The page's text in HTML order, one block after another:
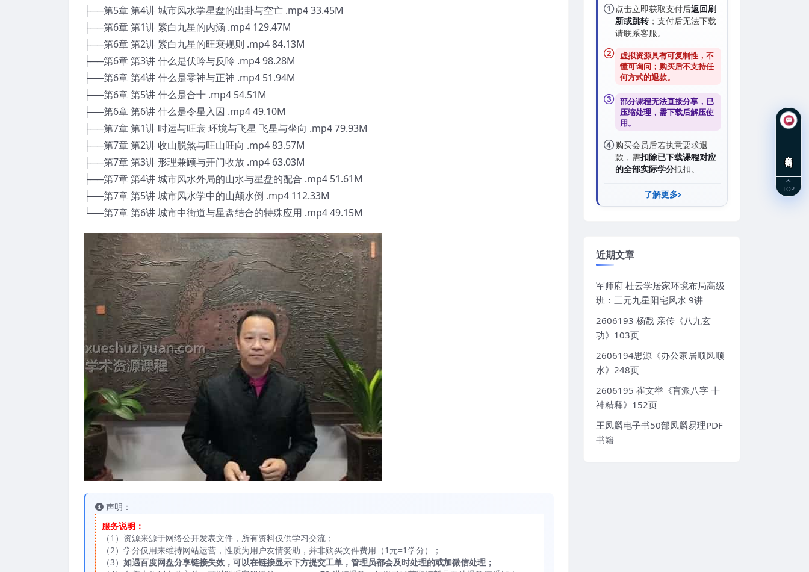
├──第5章 第4讲 城市风水学星盘的出卦与空亡 .mp4 33.45M
├──第6章 第1讲 紫白九星的内涵 .mp4 129.47M
├──第6章 第2讲 紫白九星的旺衰规则 .mp4 84.13M
├──第6章 第3讲 什么是伏吟与反呤 .mp4 98.28M
├──第6章 第4讲 什么是零神与正神 .mp4 51.94M
├──第6章 第5讲 什么是合十 .mp4 54.51M
├──第6章 第6讲 什么是令星入囚 .mp4 49.10M
├──第7章 第1讲 时运与旺衰 环境与飞星 飞星与坐向 .mp4 79.93M
├──第7章 第2讲 收山脱煞与旺山旺向 .mp4 83.57M
├──第7章 第3讲 形理兼顾与开门收放 .mp4 63.03M
├──第7章 第4讲 城市风水外局的山水与星盘的配合 .mp4 51.61M
├──第7章 第5讲 城市风水学中的山颠水倒 .mp4 112.33M
└──第7章 第6讲 城市中街道与星盘结合的特殊应用 .mp4 49.15M
声明：
服务说明：
（1）资源来源于网络公开发表文件，所有资料仅供学习交流；
（2）学分仅用来维持网站运营，性质为用户友情赞助，并非购买文件费用（1元=1学分）；
（3） 如遇百度网盘分享链接失效，可以在链接显示下方提交工单，管理员都会及时处理的或加微信处理；
①点击立即获取支付后返回刷
新或跳转；支付后无法下载
请联系客服。
②
虚拟资源具有可复制性，不
懂可询问；购买后不支持任
何方式的退款。
③ 部分课程无法直接分享，已
压缩处理，需下载后解压使
用。
④购买会员后若执意要求退
款，需扣除已下载课程对应
的全部实际学分抵扣。
了解更多
近期文章
军师府 杜云学居家环境布局高级
班：三元九星阳宅风水 9讲
2606193 杨戬 亲传《八九玄
功》103页
2606194思源《办公家居顺风顺
水》248页
2606195 崔文举《盲派八字 十
神精释》152页
王凤麟电子书50部凤麟易理PDF
书籍
TOP